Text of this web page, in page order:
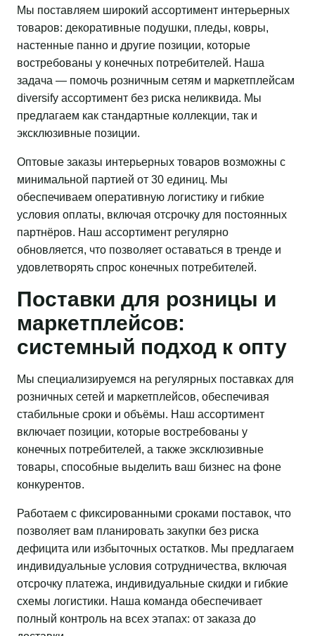
Мы поставляем широкий ассортимент интерьерных
товаров: декоративные подушки, пледы, ковры,
настенные панно и другие позиции, которые
востребованы у конечных потребителей. Наша
задача — помочь розничным сетям и маркетплейсам
diversify ассортимент без риска неликвида. Мы
предлагаем как стандартные коллекции, так и
эксклюзивные позиции.
Оптовые заказы интерьерных товаров возможны с
минимальной партией от 30 единиц. Мы
обеспечиваем оперативную логистику и гибкие
условия оплаты, включая отсрочку для постоянных
партнёров. Наш ассортимент регулярно
обновляется, что позволяет оставаться в тренде и
удовлетворять спрос конечных потребителей.
Поставки для розницы и
маркетплейсов:
системный подход к опту
Мы специализируемся на регулярных поставках для
розничных сетей и маркетплейсов, обеспечивая
стабильные сроки и объёмы. Наш ассортимент
включает позиции, которые востребованы у
конечных потребителей, а также эксклюзивные
товары, способные выделить ваш бизнес на фоне
конкурентов.
Работаем с фиксированными сроками поставок, что
позволяет вам планировать закупки без риска
дефицита или избыточных остатков. Мы предлагаем
индивидуальные условия сотрудничества, включая
отсрочку платежа, индивидуальные скидки и гибкие
схемы логистики. Наша команда обеспечивает
полный контроль на всех этапах: от заказа до